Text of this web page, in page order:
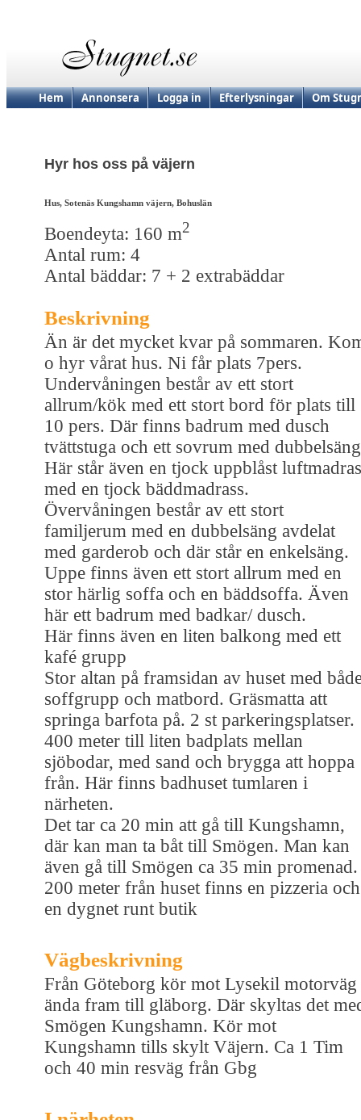
Hem Annonsera Logga in Efterlysningar Om
Hyr hos oss på väjern
Hus, Sotenäs Kungshamn väjern, Bohuslän
Boendeyta: 160 m2
Antal rum: 4
Antal bäddar: 7 + 2 extrabäddar
Beskrivning
Än är det mycket kvar på sommaren.
o hyr vårat hus. Ni får plats 7pers.
Undervåningen består av ett stort
allrum/kök med ett stort bord för plats till
10 pers. Där finns badrum med dusch
tvättstuga och ett sovrum med
Här står även en tjock uppblåst
med en tjock bäddmadrass.
Övervåningen består av ett stort
familjerum med en dubbelsäng avdelat
med garderob och där står en enkelsäng.
Uppe finns även ett stort allrum med en
stor härlig soffa och en bäddsoffa. Även
här ett badrum med badkar/ dusch.
Här finns även en liten balkong med ett
kafé grupp
Stor altan på framsidan av huset med
soffgrupp och matbord. Gräsmatta att
springa barfota på. 2 st parkeringsplatser.
400 meter till liten badplats mellan
sjöbodar, med sand och brygga att hoppa
från. Här finns badhuset tumlaren i
närheten.
Det tar ca 20 min att gå till Kungshamn,
där kan man ta båt till Smögen. Man kan
även gå till Smögen ca 35 min promenad.
200 meter från huset finns en pizzeria och
en dygnet runt butik
Vägbeskrivning
Från Göteborg kör mot Lysekil motorväg
ända fram till gläborg. Där skyltas det
Smögen Kungshamn. Kör mot
Kungshamn tills skylt Väjern. Ca 1 Tim
och 40 min resväg från Gbg